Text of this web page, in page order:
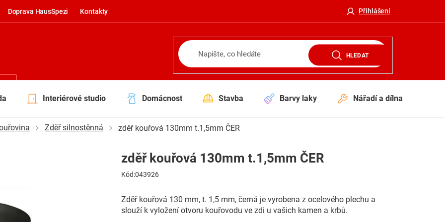
Doprava HausSpezi Kontakty Přihlášení
HLEDAT
Interiérové studio Domácnost Stavba Barvy laky Nářadí a dílna
Zděř silnostěnná zděř kouřová 130mm t.1,5mm ČER
Zděř kouřová 130 mm, t. 1,5 mm, černá je vyrobena z ocelového plechu a
slouží k vyložení otvoru kouřovodu ve zdi u vašich kamen a krbů.
zděř kouřová 130mm t.1,5mm ČER
Kód:043926